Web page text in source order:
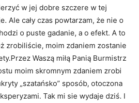
w jej dobre szczere w tej
Ale cały czas powtarzam, że nie o
o puste gadanie, a o efekt. A to
zrobiliście, moim zdaniem zostanie
Waszą miłą Panią Burmistrz
moim skromnym zdaniem zrobi
„szatańsko” sposób, otoczona
Tak mi sie wydaje dziś. I